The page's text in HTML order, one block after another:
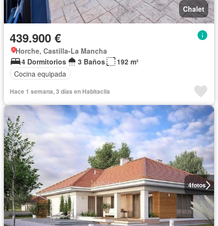
Chalet
439.900 €
Horche, Castilla-La Mancha
4 Dormitorios
3 Baños
192 m²
Cocina equipada
Hace 1 semana, 3 días en Habitaclia
4fotos